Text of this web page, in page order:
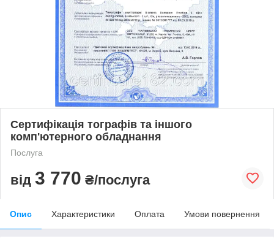
Сертифікація тографів та іншого
комп'ютерного обладнання
Послуга
від 3 770 ₴/послуга
Опис Характеристики Оплата Умови повернення